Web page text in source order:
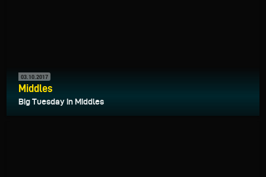
03.10.2017
Middles
Big Tuesday in Middles